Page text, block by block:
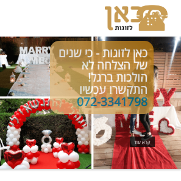
כאן לזוגות - כי שנים
של הצלחה לא
הולכות ברגל!
התקשרו עכשיו
072-3341798
קרא עוד